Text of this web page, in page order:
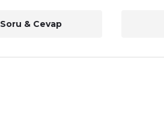
Soru & Cevap